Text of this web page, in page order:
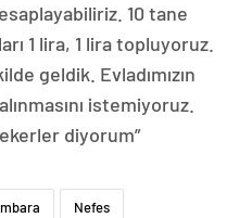
10 tane
1 lira, 1 lira topluyoruz.
geldik. Evladımızın
istemiyoruz.
diyorum”
Nefes